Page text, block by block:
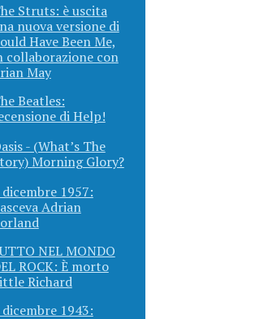
Struts: è uscita
nuova versione di
Have Been Me,
collaborazione con
May
Beatles:
di Help!
- (What’s The
Morning Glory?
dicembre 1957:
Adrian
NEL MONDO
ROCK: È morto
Richard
dicembre 1943: